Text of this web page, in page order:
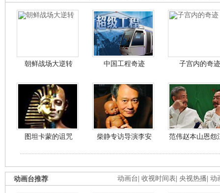
朝鲜战场大逆转 中国工程奇迹 子宫内的奇迹
图坦卡蒙的诅咒 柴静专访导演李安 范伟赵本山恩怨
动画台 收视时间表 央视热播 动
动画台推荐